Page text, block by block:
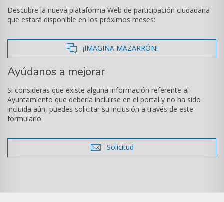
Descubre la nueva plataforma Web de participación ciudadana
que estará disponible en los próximos meses:
icono
de
comentarios
¡IMAGINA MAZARRÓN!
Ayúdanos a mejorar
Si consideras que existe alguna información referente al
Ayuntamiento que debería incluirse en el portal y no ha sido
incluida aún, puedes solicitar su inclusión a través de este
formulario:
icono
de
Solicitud